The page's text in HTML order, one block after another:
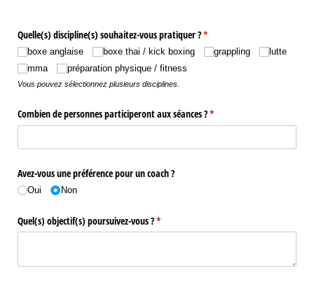
Quelle(s) discipline(s) souhaitez-vous pratiquer ?*
(requis)
boxe anglaise boxe thai /​ kick boxing grappling
lutte
mma
préparation physique /​ fitness
Vous pouvez sélectionnez plusieurs disciplines.
Combien de personnes participeront aux séances ?*
(requis)
Avez-vous une préférence pour un coach ?
Oui Non
Quel(s) objectif(s) poursuivez-vous ?*
(requis)